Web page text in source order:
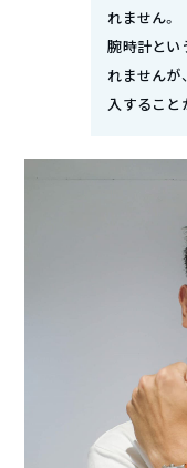
れません。
腕時計とい
れませんが
入すること